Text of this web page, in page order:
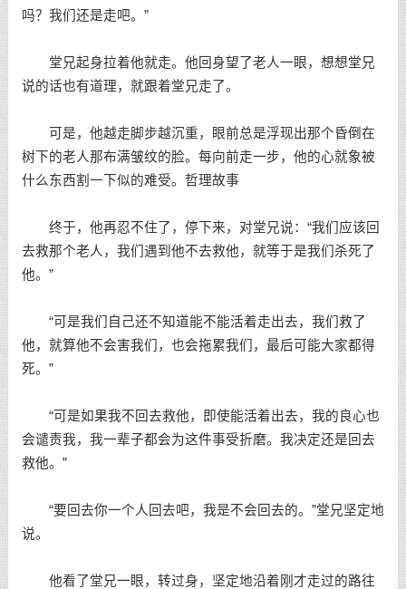
吗？我们还是走吧。”
堂兄起身拉着他就走。他回身望了老人一眼，想想堂兄
说的话也有道理，就跟着堂兄走了。
可是，他越走脚步越沉重，眼前总是浮现出那个昏倒在
树下的老人那布满皱纹的脸。每向前走一步，他的心就象被
什么东西割一下似的难受。 哲理故事
终于，他再忍不住了，停下来，对堂兄说：“我们应该回
去救那个老人，我们遇到他不去救他，就等于是我们杀死了
他。”
“可是我们自己还不知道能不能活着走出去，我们救了
他，就算他不会害我们，也会拖累我们，最后可能大家都得
死。”
“可是如果我不回去救他，即使能活着出去，我的良心也
会谴责我，我一辈子都会为这件事受折磨。我决定还是回去
救他。”
“要回去你一个人回去吧，我是不会回去的。”堂兄坚定地
说。
他看了堂兄一眼，转过身，坚定地沿着刚才走过的路往